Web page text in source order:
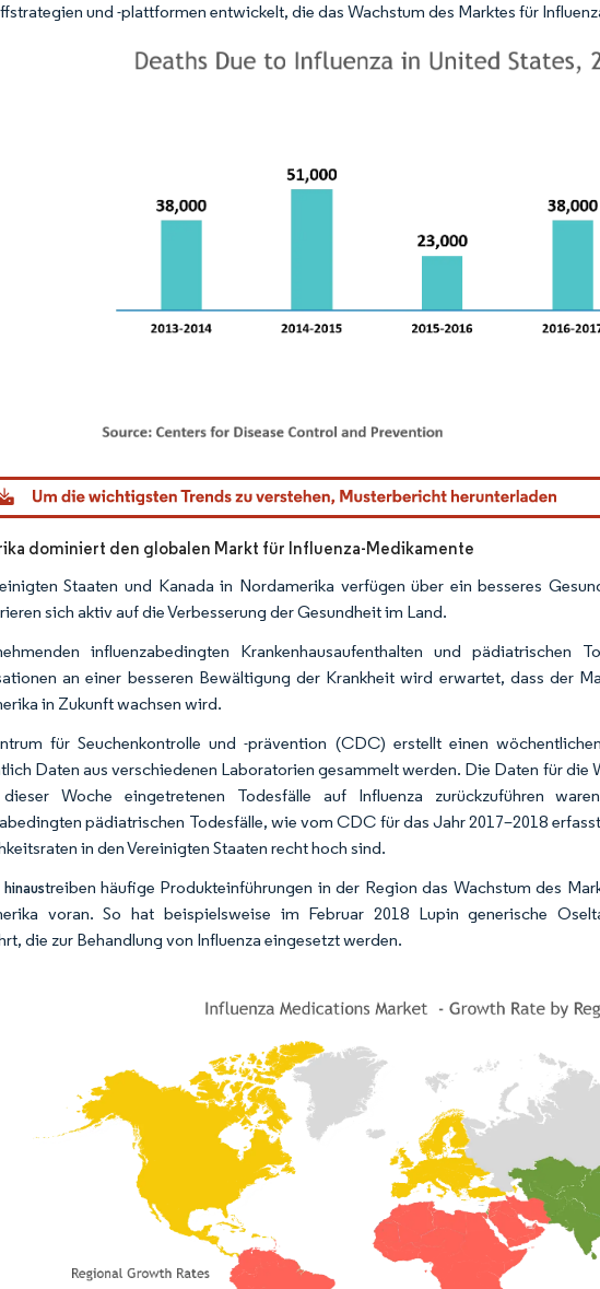
und -plattformen entwickelt, die das Wachstum des Marktes für
Intelligence. Wiederverwendung erfordert Namensnennung gemäß CC BY 4.0.
dominiert den globalen Markt für Influenza-Medikamente
Staaten und Kanada in Nordamerika verfügen über ein besseres
sich aktiv auf die Verbesserung der Gesundheit im Land.
influenzabedingten Krankenhausaufenthalten und pädiatrischen
an einer besseren Bewältigung der Krankheit wird erwartet, dass der
in Zukunft wachsen wird.
für Seuchenkontrolle und -prävention (CDC) erstellt einen
Daten aus verschiedenen Laboratorien gesammelt werden. Die Daten für die
Woche eingetretenen Todesfälle auf Influenza zurückzuführen
pädiatrischen Todesfälle, wie vom CDC für das Jahr 2017–2018
in den Vereinigten Staaten recht hoch sind.
treiben häufige Produkteinführungen in der Region das Wachstum des
voran. So hat beispielsweise im Februar 2018 Lupin generische
die zur Behandlung von Influenza eingesetzt werden.